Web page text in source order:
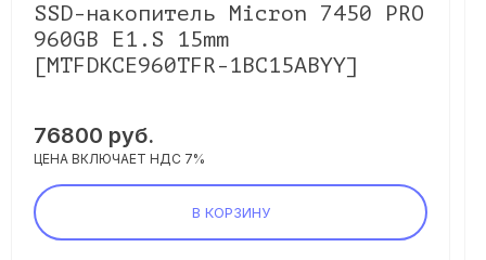
SSD-накопитель Micron 7450 PRO
960GB E1.S 15mm
[MTFDKCE960TFR-1BC15ABYY]
76800 руб.
ЦЕНА ВКЛЮЧАЕТ НДС 7%
В КОРЗИНУ